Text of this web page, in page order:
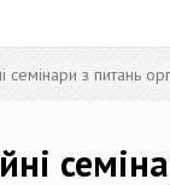
семінари з питань